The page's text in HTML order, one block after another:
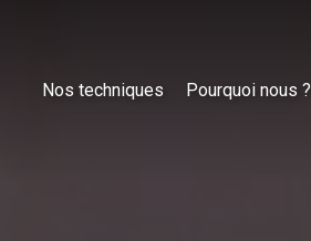
Nos techniques Pourquoi nous ?